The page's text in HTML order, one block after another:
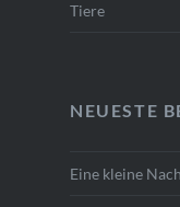
Tiere
NEUESTE
Eine kleine